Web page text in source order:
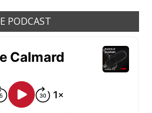
PODCAST